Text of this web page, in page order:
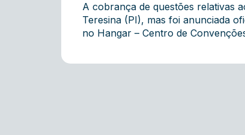
A cobrança de questões relativas
Teresina (PI), mas foi anunciada
no Hangar – Centro de